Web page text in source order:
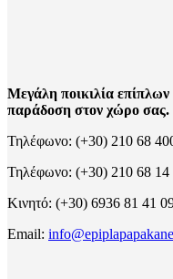
Μεγάλη ποικιλία
παράδοση στον χώρο σας.
Τηλέφωνο: (+30) 210 68
Τηλέφωνο: (+30) 210 68 14
Κινητό: (+30) 6936 81 41
Email: